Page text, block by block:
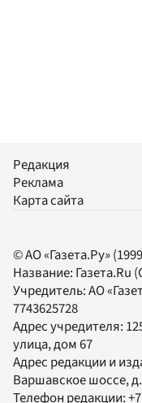
Редакция
Реклама
Карта сайта
© АО «Газета.Ру»
Название: Газета.Ru
Учредитель:АО
7743625728
Адрес учредителя:
улица, дом 67
Адрес редакции и
Варшавское шоссе,
Телефон редакции: